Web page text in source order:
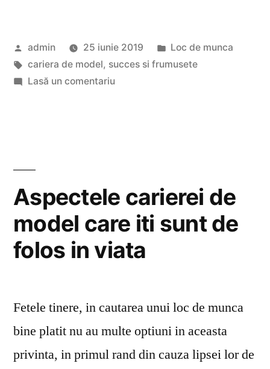
iti
aduce
model”
Publicat
de
admin 25 iunie 2019
Publicat
în
Loc de munca
Etichete:
cariera de model, succes si frumusete
Lasă un comentariula
ul
potrivit
de
model
Aspectele carierei de
model care iti sunt de
folos in viata
Fetele tinere, in cautarea unui loc de munca
bine platit nu au multe optiuni in aceasta
privinta, in primul rand din cauza lipsei lor de